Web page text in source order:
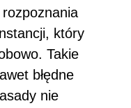
który
Takie
błędne
nie